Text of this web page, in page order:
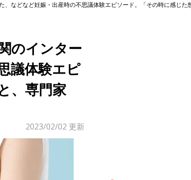
などなど妊娠・出産時の不思議体験エピソード。「その時に感じた
のインター
議体験エピ
、専門家
2023/02/02 更新